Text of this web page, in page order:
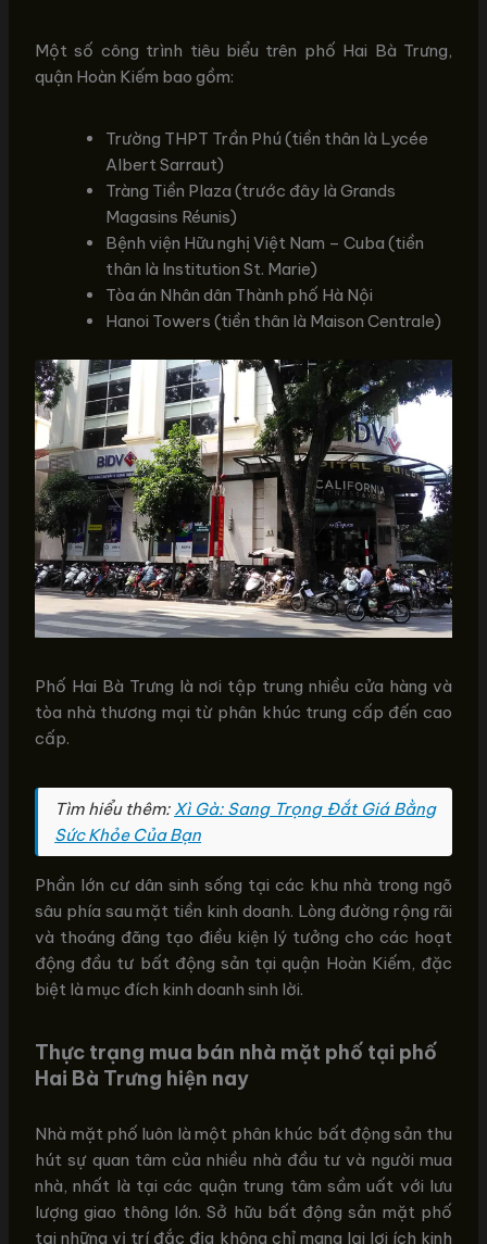
Một số công trình tiêu biểu trên phố Hai Bà Trưng,
quận Hoàn Kiếm bao gồm:
Trường THPT Trần Phú (tiền thân là Lycée
Albert Sarraut)
Tràng Tiền Plaza (trước đây là Grands
Magasins Réunis)
Bệnh viện Hữu nghị Việt Nam – Cuba (tiền
thân là Institution St. Marie)
Tòa án Nhân dân Thành phố Hà Nội
Hanoi Towers (tiền thân là Maison Centrale)
Phố Hai Bà Trưng là nơi tập trung nhiều cửa hàng và
tòa nhà thương mại từ phân khúc trung cấp đến cao
cấp.
Tìm hiểu thêm: Xì Gà: Sang Trọng Đắt Giá Bằng
Sức Khỏe Của Bạn
Phần lớn cư dân sinh sống tại các khu nhà trong ngõ
sâu phía sau mặt tiền kinh doanh. Lòng đường rộng rãi
và thoáng đãng tạo điều kiện lý tưởng cho các hoạt
động đầu tư bất động sản tại quận Hoàn Kiếm, đặc
biệt là mục đích kinh doanh sinh lời.
Thực trạng mua bán nhà mặt phố tại phố
Hai Bà Trưng hiện nay
Nhà mặt phố luôn là một phân khúc bất động sản thu
hút sự quan tâm của nhiều nhà đầu tư và người mua
nhà, nhất là tại các quận trung tâm sầm uất với lưu
lượng giao thông lớn. Sở hữu bất động sản mặt phố
tại những vị trí đắc địa không chỉ mang lại lợi ích kinh